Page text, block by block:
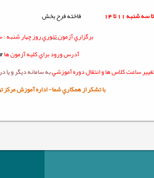
سه شنبه11 تا 14 فاخته فرح بخش
برگزاري آزمونتئوريروز چهار شنبه :
آدرس ورود براي کليه آزمون ها
ساعت کلاس ها و انتقال دوره آموزشيبه سامانه ديگر و
با تشکر از همکاري شما- اداره آموزش مرکز تربيت